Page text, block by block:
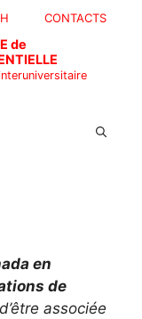
CONTACTS
de
en
de
associée